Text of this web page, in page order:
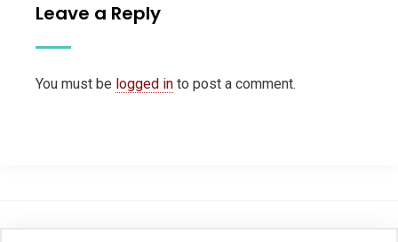
Leave a Reply
You must be logged in to post a comment.